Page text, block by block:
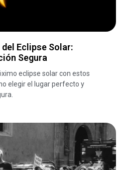
Eclipse Solar:
Segura
eclipse solar con estos
elegir el lugar perfecto y